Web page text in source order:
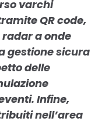
varchi
QR code,
a onde
gestione sicura
delle
Infine,
nell’area